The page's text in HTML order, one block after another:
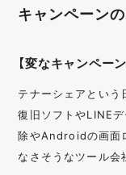
キャンペーン
【変なキャンペー
テナーシェアという
復旧ソフトやLINE
除やAndroidの画面
なさそうなツール会